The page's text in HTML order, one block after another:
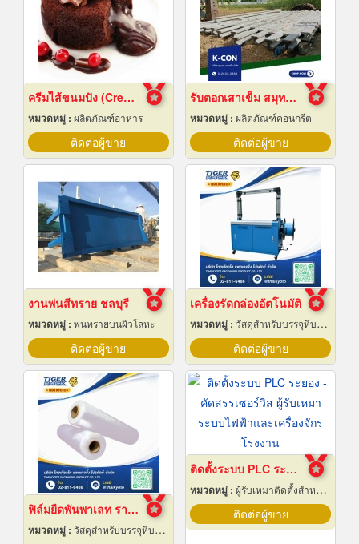
ครีมไส้ขนมปัง (Cream fillings for bread)
หมวดหมู่ : ผลิตภัณฑ์อาหาร
ติดต่อผู้ขาย
รับตอกเสาเข็ม สมุทรปราการ ราคาถูก
หมวดหมู่ : ผลิตภัณฑ์คอนกรีต
ติดต่อผู้ขาย
งานพ่นสีทราย ชลบุรี
หมวดหมู่ : พ่นทรายบนผิวโลหะ
ติดต่อผู้ขาย
เครื่องรัดกล่องอัตโนมัติ
หมวดหมู่ : วัสดุสำหรับบรรจุหีบห่อเครื่องจักรกล
ติดต่อผู้ขาย
ฟิล์มยืดพันพาเลท ราคาส่ง
หมวดหมู่ : วัสดุสำหรับบรรจุหีบห่อเครื่องจักรกล
ติดตั้งระบบ PLC ระยอง
หมวดหมู่ : ผู้รับเหมาติดตั้งสำหรับบ้านและโรงงานไฟฟ้า
ติดต่อผู้ขาย